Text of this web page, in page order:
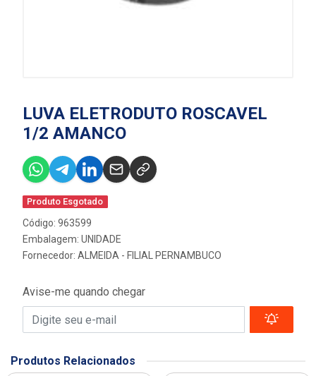
LUVA ELETRODUTO ROSCAVEL
1/2 AMANCO
Produto Esgotado
Código: 963599
Embalagem: UNIDADE
Fornecedor: ALMEIDA - FILIAL PERNAMBUCO
Avise-me quando chegar
Produtos Relacionados